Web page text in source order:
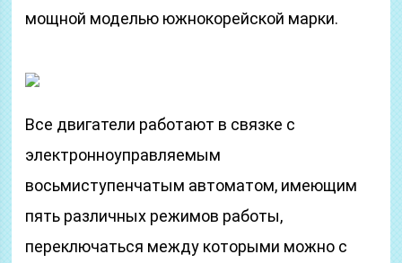
мощной моделью южнокорейской марки.
Все двигатели работают в связке с
электронноуправляемым
восьмиступенчатым автоматом, имеющим
пять различных режимов работы,
переключаться между которыми можно с